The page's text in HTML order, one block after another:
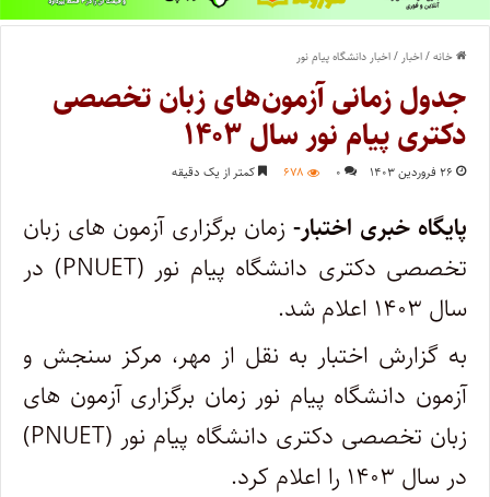
خانه/اخبار /اخبار دانشگاه پیام نور
جدول زمانی آزمون‌های زبان تخصصی
دکتری پیام نور سال ۱۴۰۳
۲۶ فروردین ۱۴۰۳ ۰ ۶۷۸ کمتر از یک دقیقه
پایگاه خبری اختبار- زمان برگزاری آزمون های زبان
تخصصی دکتری دانشگاه پیام نور (PNUET) در
سال ۱۴۰۳ اعلام شد.
به گزارش اختبار به نقل از مهر، مرکز سنجش و
آزمون دانشگاه پیام نور زمان برگزاری آزمون های
زبان تخصصی دکتری دانشگاه پیام نور (PNUET)
در سال ۱۴۰۳ را اعلام کرد.